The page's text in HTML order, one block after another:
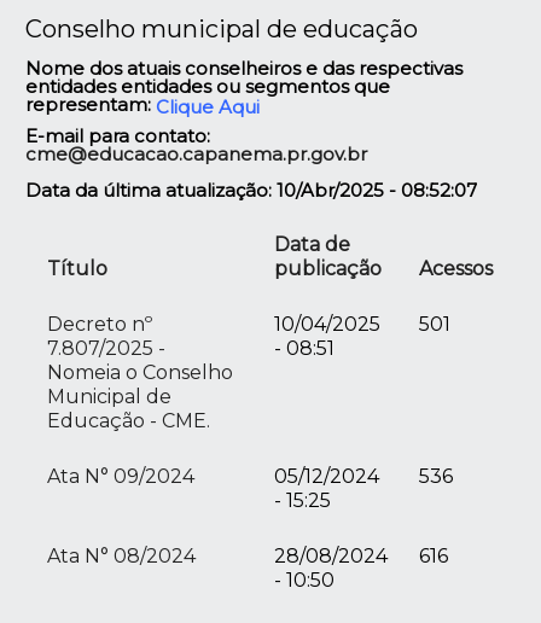
Conselho municipal de educação
Nome dos atuais conselheiros e das respectivas
entidades entidades ou segmentos que
representam: Clique Aqui
E-mail para contato:
cme@educacao.capanema.pr.gov.br
Data da última atualização: 10/Abr/2025 - 08:52:07
Título
Data de
publicação
Acessos
Decreto nº
7.807/2025 -
Nomeia o Conselho
Municipal de
Educação - CME.
10/04/2025
- 08:51
501
Ata N° 09/2024
05/12/2024
- 15:25
536
Ata N° 08/2024
28/08/2024
- 10:50
616